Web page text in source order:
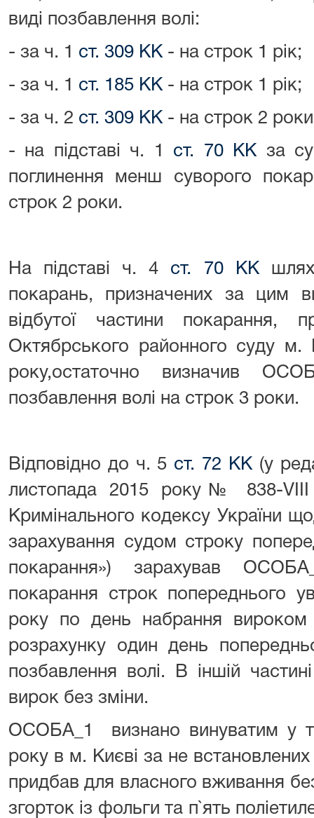
виді позбавлення волі:
- за ч. 1 ст. 309 КК- на строк 1 рік;
- за ч. 1 ст. 185 КК- на строк 1 рік;
- за ч. 2 ст. 309 КК- на строк 2
- на підставі ч. 1 ст. 70 ККза
поглинення менш суворого
строк 2 роки.
На підставі ч. 4 ст. 70 КК
покарань, призначених за цим
відбутої частини покарання,
Октябрського районного суду м.
року,остаточно визначив
позбавлення волі на строк 3 роки.
Відповідно до ч. 5 ст. 72 КК(у
листопада 2015 року№ 838-VIII
Кримінального кодексу України
зарахування судом строку
покарання») зарахував
покарання строк попереднього
року по день набрання
розрахунку один день
позбавлення волі. В іншій
вирок без зміни.
ОСОБА_1 визнано винуватим у
року в м. Києві за не
придбав для власного вживання
згорток із фольги та п`ять